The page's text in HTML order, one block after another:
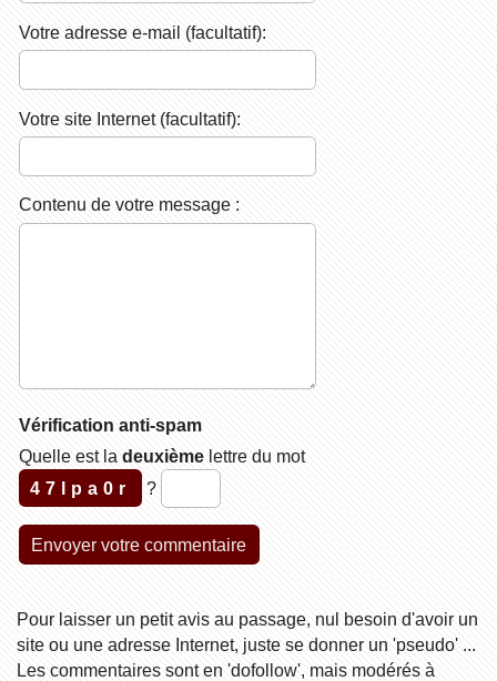
Votre adresse e-mail (facultatif):
Votre site Internet (facultatif):
Contenu de votre message :
Vérification anti-spam
Quelle est la deuxièmelettre du mot
47lpa0r
?
Pour laisser un petit avis au passage, nul besoin d'avoir un
site ou une adresse Internet, juste se donner un 'pseudo' ...
Les commentaires sont en 'dofollow', mais modérés à